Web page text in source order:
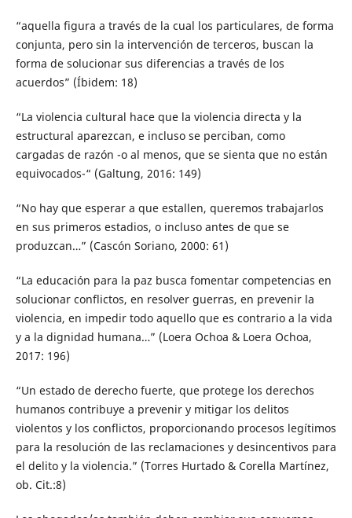
“aquella figura a través de la cual los particulares, de forma
conjunta, pero sin la intervención de terceros, buscan la
forma de solucionar sus diferencias a través de los
acuerdos” (Íbidem: 18)
“La violencia cultural hace que la violencia directa y la
estructural aparezcan, e incluso se perciban, como
cargadas de razón -o al menos, que se sienta que no están
equivocados-“ (Galtung, 2016: 149)
“No hay que esperar a que estallen, queremos trabajarlos
en sus primeros estadios, o incluso antes de que se
produzcan…” (Cascón Soriano, 2000: 61)
“La educación para la paz busca fomentar competencias en
solucionar conflictos, en resolver guerras, en prevenir la
violencia, en impedir todo aquello que es contrario a la vida
y a la dignidad humana…” (Loera Ochoa & Loera Ochoa,
2017: 196)
“Un estado de derecho fuerte, que protege los derechos
humanos contribuye a prevenir y mitigar los delitos
violentos y los conflictos, proporcionando procesos legítimos
para la resolución de las reclamaciones y desincentivos para
el delito y la violencia.” (Torres Hurtado & Corella Martínez,
ob. Cit.:8)